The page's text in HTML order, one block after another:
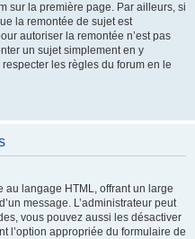
sur la première page. Par ailleurs, si
la remontée de sujet est
autoriser la remontée n’est pas
un sujet simplement en y
les règles du forum en le
au langage HTML, offrant un large
message. L’administrateur peut
vous pouvez aussi les désactiver
l’option appropriée du formulaire de